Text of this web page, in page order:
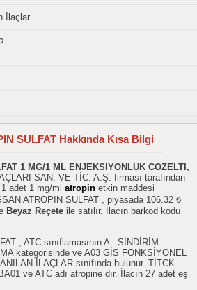
İlaçlar
SULFAT Hakkında Kısa Bilgi
1 MG/1 ML ENJEKSIYONLUK COZELTI,
SAN. VE TİC. A.Ş. firması tarafından
adet 1 mg/ml atropin etkin maddesi
ATROPIN SULFAT , piyasada 106.32 ₺
Beyaz Reçete ile satılır. İlacın barkod kodu
, ATC sınıflamasının A - SİNDİRİM
kategorisinde ve A03 GİS FONKSİYONEL
İLAÇLAR sınıfında bulunur. TİTCK
ve ATC adı atropine dır. İlacın 27 adet eş